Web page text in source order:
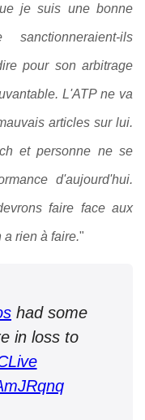
je suis une bonne
ils
pour son arbitrage
L'ATP ne va
articles sur lui.
et personne ne se
d'aujourd'hui.
faire face aux
a rien à faire."
had some
in loss to